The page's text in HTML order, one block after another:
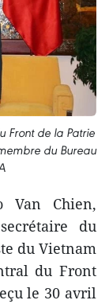
Front de la Patrie
du Bureau
Van Chien,
du
du Vietnam
du Front
le 30 avril